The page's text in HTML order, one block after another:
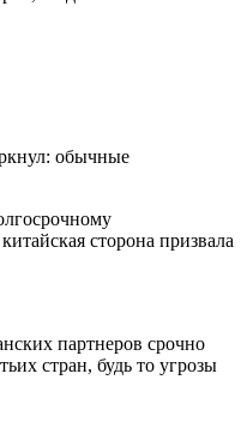
обычные
сторона призвала
партнеров срочно
стран, будь то угрозы